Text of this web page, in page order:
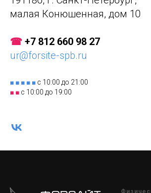
малая Конюшенная, дом 10
☎ +7 812 660 98 27
ur@forsite-spb.ru
■ ■ ■ ■ ■ с 10:00 до 21:00
■ ■ с 10:00 до 19:00